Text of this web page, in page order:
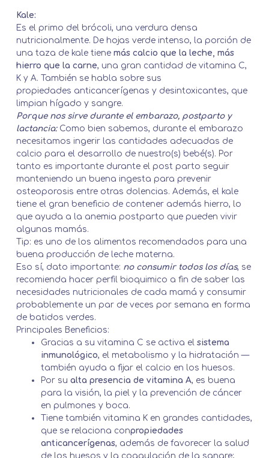
Kale:
Es el primo del brócoli, una verdura densa
nutricionalmente. De hojas verde intenso, la porción de
una taza de kale tiene más calcio que la leche, más
hierro que la carne, una gran cantidad de vitamina C,
K y A. También se habla sobre sus
propiedades anticancerígenas y desintoxicantes, que
limpian hígado y sangre.
Porque nos sirve durante el embarazo, postparto y
lactancia:Como bien sabemos, durante el embarazo
necesitamos ingerir las cantidades adecuadas de
calcio para el desarrollo de nuestro(s) bebé(s). Por
tanto es importante durante el post parto seguir
manteniendo un buena ingesta para prevenir
osteoporosis entre otras dolencias. Además, el kale
tiene el gran beneficio de contener además hierro, lo
que ayuda a la anemia postparto que pueden vivir
algunas mamás.
Tip: es uno de los alimentos recomendados para una
buena producción de leche materna.
Eso sí, dato importante: no consumir todos los días, se
recomienda hacer perfil bioquimico a fin de saber las
necesidades nutricionales de cada mamá y consumir
probablemente un par de veces por semana en forma
de batidos verdes.
Principales Beneficios:
Gracias a su vitamina C se activa elsistema
inmunológico, el metabolismo y la hidratación —
también ayuda a fijar el calcio en los huesos.
Por sualta presencia de vitamina A, es buena
para la visión, la piel y la prevención de cáncer
en pulmones y boca.
Tiene también vitamina K en grandes cantidades,
que se relaciona conpropiedades
anticancerígenas, además de favorecer la salud
de los huesos y la coagulación de la sangre;